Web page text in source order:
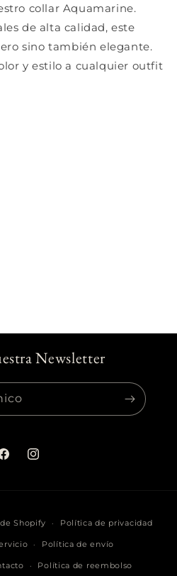
collar Aquamarine.
de alta calidad, este
sino también elegante.
y estilo a cualquier outfit
Newsletter
Instagram
de
pago
Shopify Política de privacidad
Política de envío
Política de reembolso